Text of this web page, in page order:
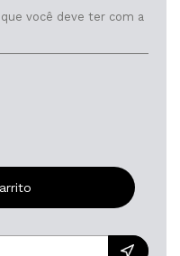
você deve ter com a